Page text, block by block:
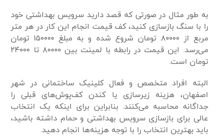
به طور مثال در صورتی که قصد دارید سرویس بهداشتی خود
را با سنگ بازسازی کنید، کف قیمت انجام این کار در هر متر
مربع از ۸۰۰۰۰ تومان شروع شده و به مبلغ ۱۵۰۰۰۰ تومان
می‌رسد. این قیمت در رابطه با لمینت بین ۸۰۰۰۰ تا ۲۴۰۰۰
تومان است.
البته افراد متخصص و فعال کلینیک ساختمانی در شهر
اصفهان، هزینه زیر‌سازی یا کندن کف‌پوش‌های قبلی را
جداگانه محاسبه می‌کنند. بنابراین برای اینکه یک انتخاب
عالی برای بازسازی سرویس بهداشتی و حمام داشته باشید،
باید بهترین انتخاب را با توجه هزینه‌ها انجام دهید.